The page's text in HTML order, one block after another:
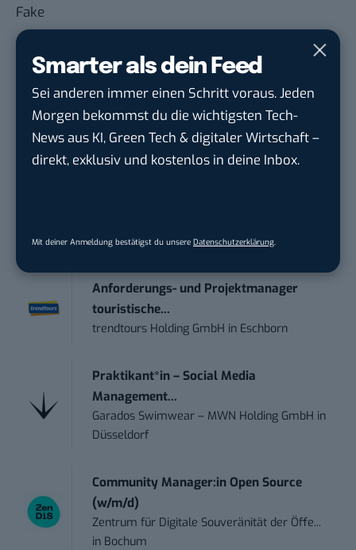
Smarter als dein Feed
Sei anderen immer einen Schritt voraus. Jeden
Morgen bekommst du die wichtigsten Tech-
News aus KI, Green Tech & digitaler Wirtschaft –
direkt, exklusiv und kostenlos in deine Inbox.
Mit deiner Anmeldung bestätigst du unsere Datenschutzerklärung.
Fake
Du möchtest nicht abgehängt werden, wenn es um
KI, Green Tech und die Tech-Themen von Morgen
geht? Über 12.000 smarte Leser bekommen jeden
Tag UPDATE, unser Tech-Briefing mit den
wichtigsten News des Tages – und sichern sich
STELLENANZEIGEN
Anforderungs- und Projektmanager
touristische...
trendtours Holding GmbH in Eschborn
Praktikant*in – Social Media
Management...
Garados Swimwear – MWN Holding GmbH in
Düsseldorf
Community Manager:in Open Source
(w/m/d)
Zentrum für Digitale Souveränität der Öffe...
in Bochum